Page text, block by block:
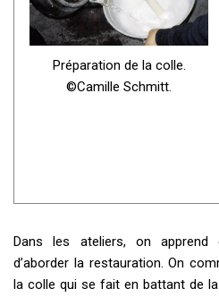
Préparation de la colle.
©Camille Schmitt.
Dans les ateliers, on apprend
d’aborder la restauration. On
la colle qui se fait en battant de